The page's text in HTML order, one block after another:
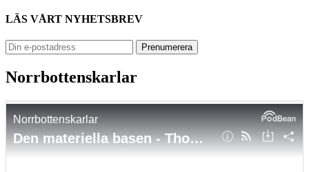
LÄS VÅRT NYHETSBREV
Norrbottenskarlar